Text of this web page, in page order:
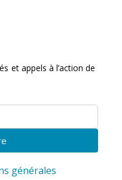
et appels à l’action de
générales